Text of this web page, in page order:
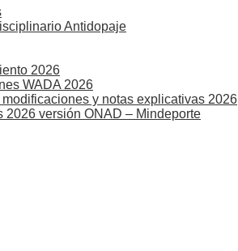
Antidopaje
2026
WADA 2026
y notas explicativas 2026
2026 versión ONAD – Mindeporte